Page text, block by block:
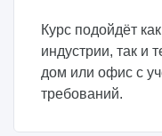
Курс подойдёт
индустрии, так и
дом или офис с
требований.